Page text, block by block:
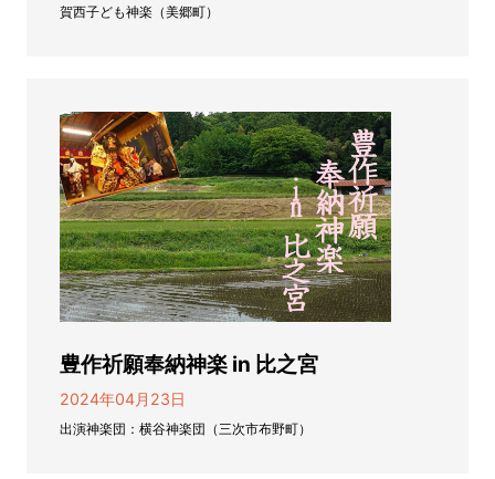
賀西子ども神楽（美郷町）
豊作祈願奉納神楽 in 比之宮
2024年04月23日
出演神楽団：横谷神楽団（三次市布野町）